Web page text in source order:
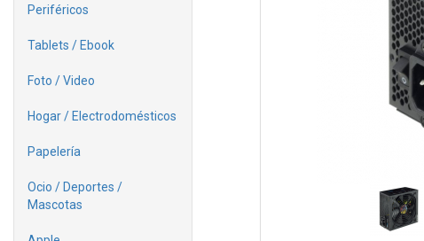
Periféricos
Tablets / Ebook
Foto / Video
Hogar / Electrodomésticos
Papelería
Ocio / Deportes /
Mascotas